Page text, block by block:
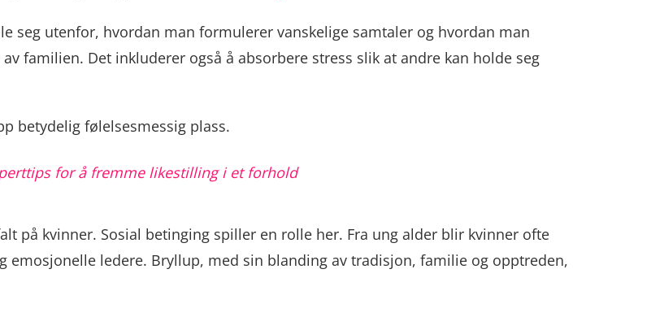
seg utenfor, hvordan man formulerer vanskelige samtaler og hvordan man
familien. Det inkluderer også å absorbere stress slik at andre kan holde seg
betydelig følelsesmessig plass.
for å fremme likestilling i et forhold
på kvinner. Sosial betinging spiller en rolle her. Fra ung alder blir kvinner ofte
ledere. Bryllup, med sin blanding av tradisjon, familie og opptreden,